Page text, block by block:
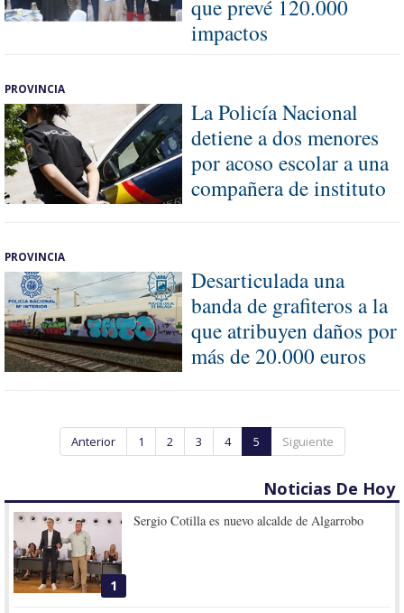
que prevé 120.000
impactos
PROVINCIA
La Policía Nacional
detiene a dos menores
por acoso escolar a una
compañera de instituto
PROVINCIA
Desarticulada una
banda de grafiteros a la
que atribuyen daños por
más de 20.000 euros
Anterior 1 2 3 4 5 Siguiente
Noticias De Hoy
1
Sergio Cotilla es nuevo alcalde de Algarrobo